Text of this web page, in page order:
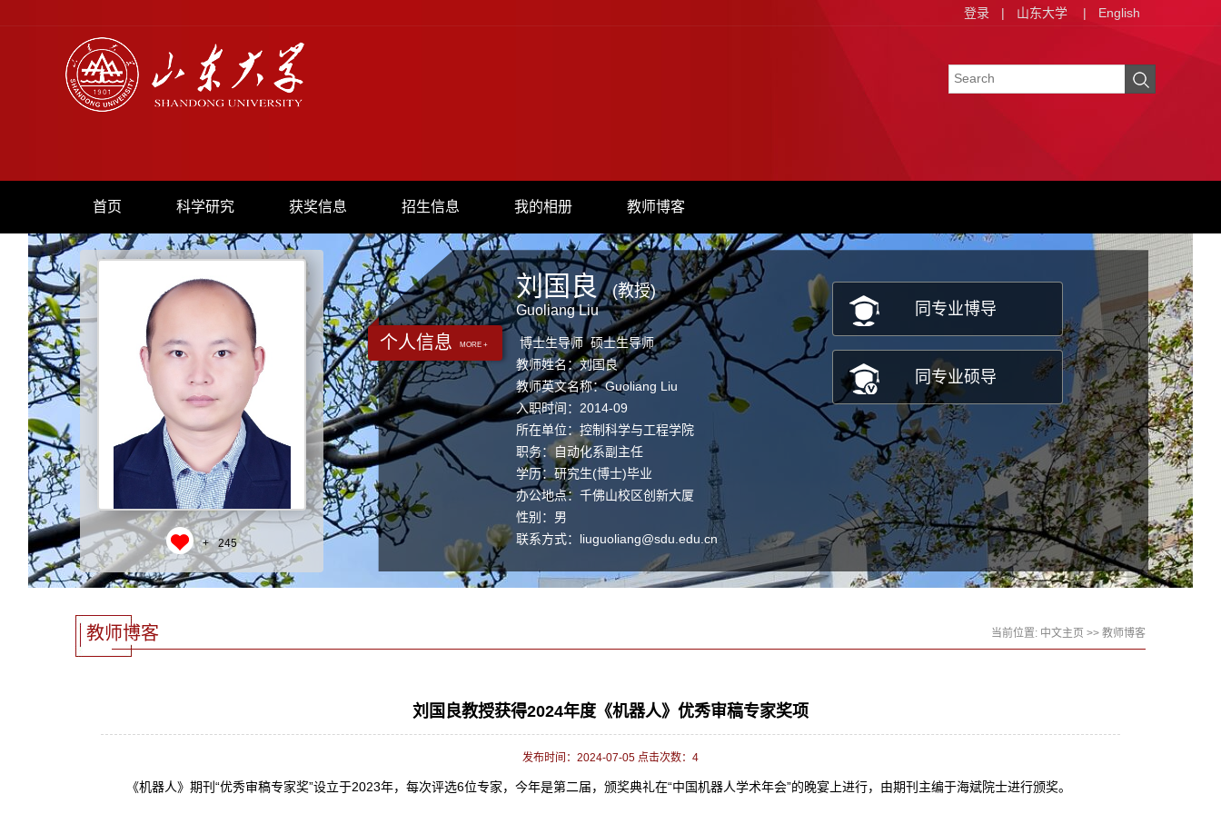
登录 | 山东大学 | English
首页 科学研究 获奖信息 招生信息 我的相册 教师博客
+ 245
个人信息 MORE +
刘国良
Guoliang Liu
(教授)
博士生导师 硕士生导师
教师姓名：刘国良
教师英文名称：Guoliang Liu
入职时间：2014-09
所在单位：控制科学与工程学院
职务：自动化系副主任
学历：研究生(博士)毕业
办公地点：千佛山校区创新大厦
性别：男
联系方式： liuguoliang@sdu.edu.cn
职称：教授
学科：控制科学与工程
同专业博导
同专业硕导
教师博客 当前位置: 中文主页 >> 教师博客
刘国良教授获得2024年度《机器人》优秀审稿专家奖项
发布时间：2024-07-05 点击次数： 4
《机器人》期刊“优秀审稿专家奖”设立于2023年，每次评选6位专家，今年是第二届，颁奖典礼在“中国机器人学术年会”的晚宴上进行，由期刊主编于海斌院士进行颁奖。